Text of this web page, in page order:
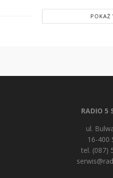
POKAŻ
RADIO 5
ul.
16-400
tel. (087)